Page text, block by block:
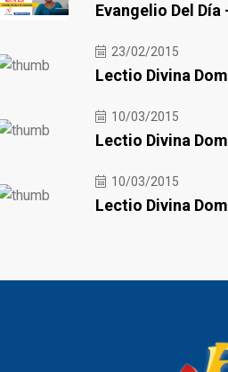
Evangelio Del Día
23/02/2015
Lectio Divina
10/03/2015
Lectio Divina
10/03/2015
Lectio Divina